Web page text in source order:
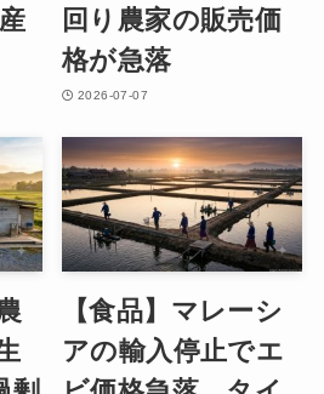
回り農家の販売価
格が急落
2026-07-07
【食品】マレーシ
アの輸入停止でエ